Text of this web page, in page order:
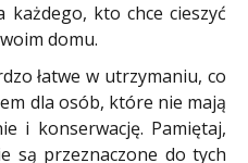
każdego, kto chce cieszyć
domu.
łatwe w utrzymaniu, co
dla osób, które nie mają
i konserwację. Pamiętaj,
są przeznaczone do tych